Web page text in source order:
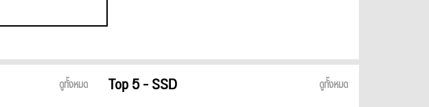
ดูทั้งหมด Top 5 - SSD ดูทั้งหมด